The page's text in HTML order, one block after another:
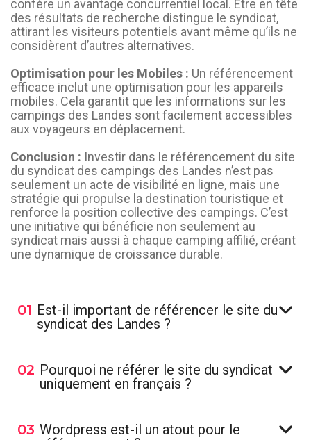
confère un avantage concurrentiel local. Être en tête
des résultats de recherche distingue le syndicat,
attirant les visiteurs potentiels avant même qu’ils ne
considèrent d’autres alternatives.
Optimisation pour les Mobiles : Un référencement
efficace inclut une optimisation pour les appareils
mobiles. Cela garantit que les informations sur les
campings des Landes sont facilement accessibles
aux voyageurs en déplacement.
Conclusion : Investir dans le référencement du site
du syndicat des campings des Landes n’est pas
seulement un acte de visibilité en ligne, mais une
stratégie qui propulse la destination touristique et
renforce la position collective des campings. C’est
une initiative qui bénéficie non seulement au
syndicat mais aussi à chaque camping affilié, créant
une dynamique de croissance durable.
01 Est-il important de référencer le site du
syndicat des Landes ?
02 Pourquoi ne référer le site du syndicat
uniquement en français ?
03 Wordpress est-il un atout pour le